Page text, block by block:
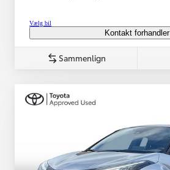
Vælg bil
Kontakt forhandler
Sammenlign